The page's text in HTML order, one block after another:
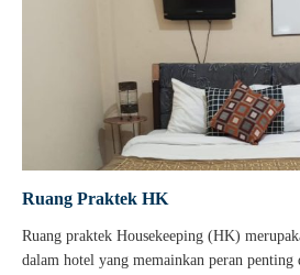
Ruang Praktek HK
Ruang praktek Housekeeping (HK)
dalam hotel yang memainkan peran penting